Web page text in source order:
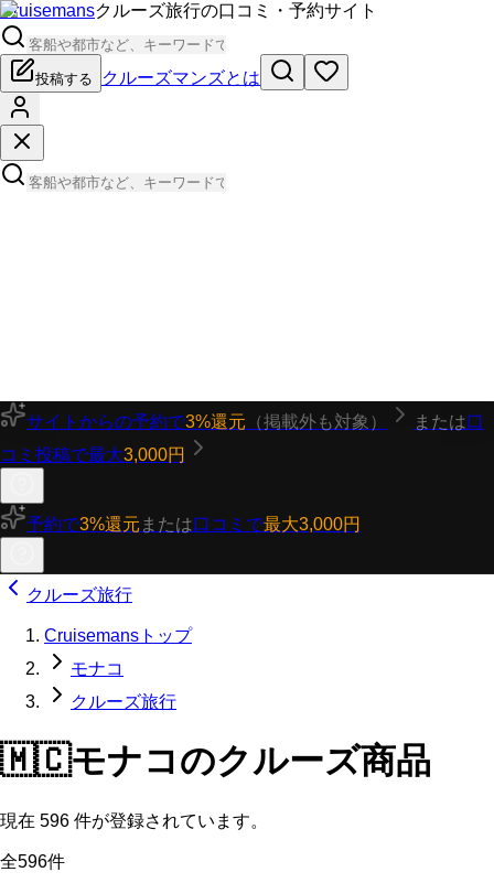
Cruisemansクルーズ旅行の口コミ・予約サイト
投稿する クルーズマンズとは
サイトからの予約で3%還元 （掲載外も対象） または口
コミ投稿で最大3,000円
予約で3%還元 または口コミで最大3,000円
クルーズ旅行
Cruisemansトップ
モナコ
クルーズ旅行
🇲🇨モナコのクルーズ商品
現在 596 件が登録されています。
全596件